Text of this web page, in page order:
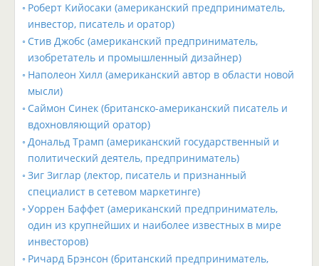
Роберт Кийосаки (американский предприниматель,
инвестор, писатель и оратор)
Стив Джобс (американский предприниматель,
изобретатель и промышленный дизайнер)
Наполеон Хилл (американский автор в области новой
мысли)
Саймон Синек (британско-американский писатель и
вдохновляющий оратор)
Дональд Трамп (американский государственный и
политический деятель, предприниматель)
Зиг Зиглар (лектор, писатель и признанный
специалист в сетевом маркетинге)
Уоррен Баффет (американский предприниматель,
один из крупнейших и наиболее известных в мире
инвесторов)
Ричард Брэнсон (британский предприниматель,